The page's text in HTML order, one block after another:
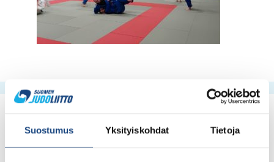
Suostumus Yksityiskohdat Tietoja